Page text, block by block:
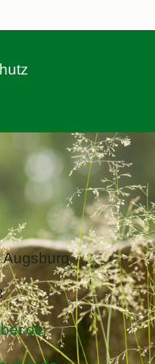
Augsburg